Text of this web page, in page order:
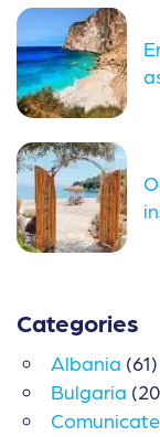
Categories
Albania (61)
Bulgaria